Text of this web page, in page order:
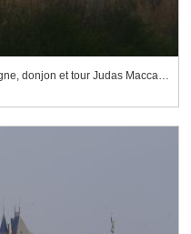
Château de Pierrefonds, tour Charlemagne, donjon et tour Judas Maccabée vus du sud-est